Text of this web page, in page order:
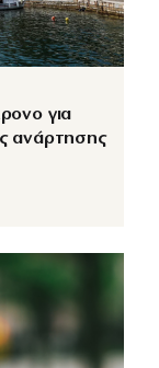
για
ανάρτησης